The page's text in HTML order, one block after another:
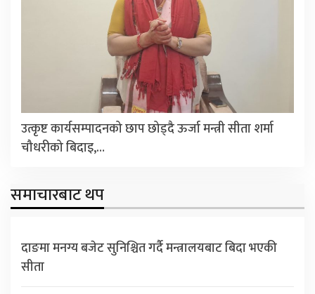
उत्कृष्ट कार्यसम्पादनको छाप छोड्दै ऊर्जा मन्त्री सीता शर्मा
चौधरीको बिदाइ,…
समाचारबाट थप
दाङमा मनग्य बजेट सुनिश्चित गर्दै मन्त्रालयबाट बिदा भएकी
सीता